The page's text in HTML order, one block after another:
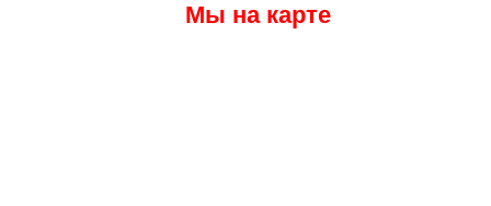
Мы на карте